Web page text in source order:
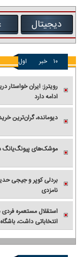
دیجیتال
۱۰ خبر اول
رویترز: ایران خواستار
ادامه دارد
دیومانده، گران‌ترین
موشک‌های پیونگ‌یانگ
نامزدی
استقلال مستعمره
انتخاباتی داشت،